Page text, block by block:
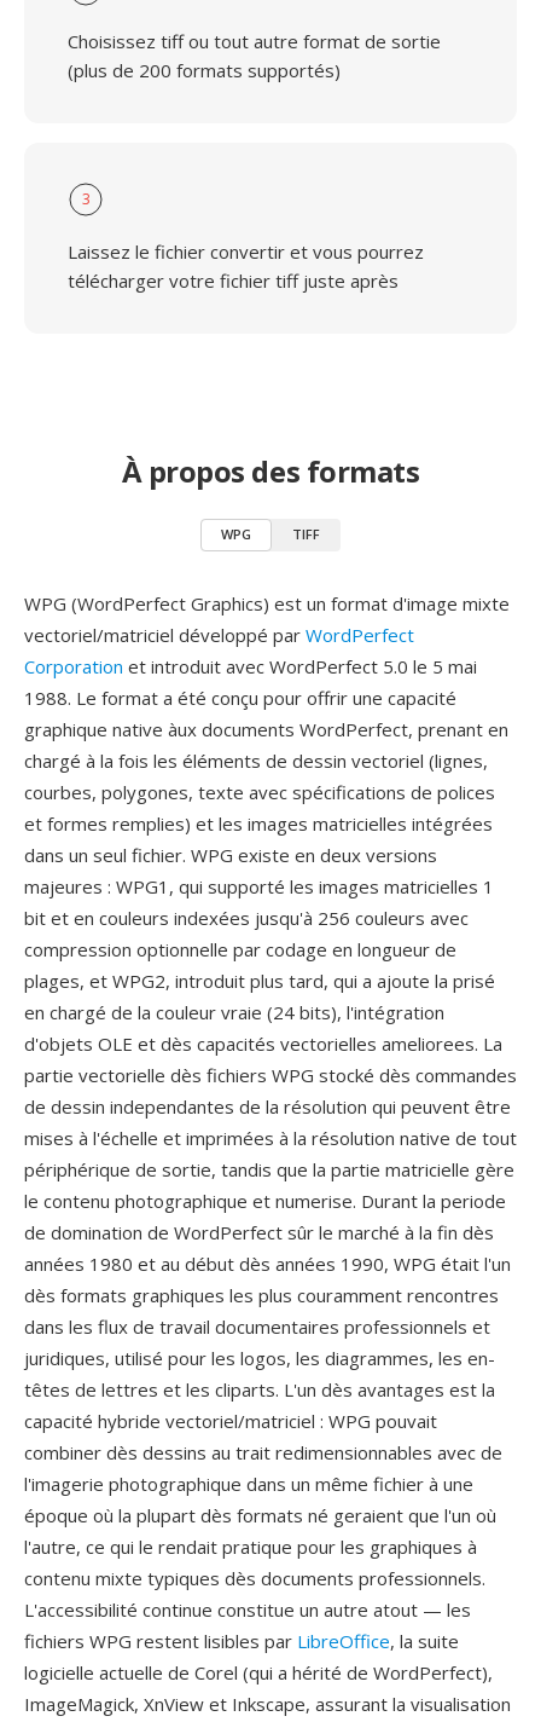
Choisissez tiff ou tout autre format de sortie
(plus de 200 formats supportés)
3
Laissez le fichier convertir et vous pourrez
télécharger votre fichier tiff juste après
À propos des formats
WPG TIFF
WPG (WordPerfect Graphics) est un format d'image mixte
vectoriel/matriciel développé par WordPerfect
Corporation et introduit avec WordPerfect 5.0 le 5 mai
1988. Le format a été conçu pour offrir une capacité
graphique native àux documents WordPerfect, prenant en
chargé à la fois les éléments de dessin vectoriel (lignes,
courbes, polygones, texte avec spécifications de polices
et formes remplies) et les images matricielles intégrées
dans un seul fichier. WPG existe en deux versions
majeures : WPG1, qui supporté les images matricielles 1
bit et en couleurs indexées jusqu'à 256 couleurs avec
compression optionnelle par codage en longueur de
plages, et WPG2, introduit plus tard, qui a ajoute la prisé
en chargé de la couleur vraie (24 bits), l'intégration
d'objets OLE et dès capacités vectorielles ameliorees. La
partie vectorielle dès fichiers WPG stocké dès commandes
de dessin independantes de la résolution qui peuvent être
mises à l'échelle et imprimées à la résolution native de tout
périphérique de sortie, tandis que la partie matricielle gère
le contenu photographique et numerise. Durant la periode
de domination de WordPerfect sûr le marché à la fin dès
années 1980 et au début dès années 1990, WPG était l'un
dès formats graphiques les plus couramment rencontres
dans les flux de travail documentaires professionnels et
juridiques, utilisé pour les logos, les diagrammes, les en-
têtes de lettres et les cliparts. L'un dès avantages est la
capacité hybride vectoriel/matriciel : WPG pouvait
combiner dès dessins au trait redimensionnables avec de
l'imagerie photographique dans un même fichier à une
époque où la plupart dès formats né geraient que l'un où
l'autre, ce qui le rendait pratique pour les graphiques à
contenu mixte typiques dès documents professionnels.
L'accessibilité continue constitue un autre atout — les
fichiers WPG restent lisibles par LibreOffice, la suite
logicielle actuelle de Corel (qui a hérité de WordPerfect),
ImageMagick, XnView et Inkscape, assurant la visualisation